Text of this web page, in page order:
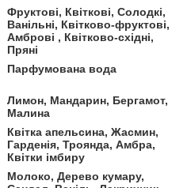
Фруктові, Квіткові, Солодкі,
Ванільні, Квітково-фруктові,
Амброві , Квітково-східні,
Пряні
Парфумована вода
Лимон, Мандарин, Бергамот,
Малина
Квітка апельсина, Жасмин,
Гарденія, Троянда, Амбра,
Квітки імбиру
Молоко, Дерево кумару,